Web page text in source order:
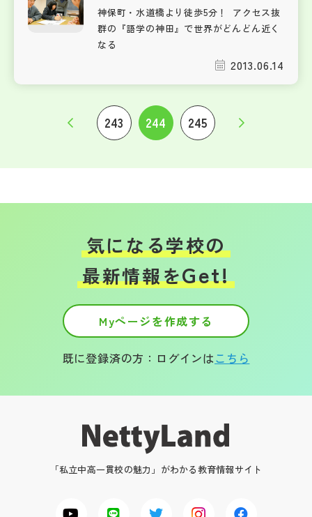
神保町・水道橋より徒歩5分！ アクセス抜
群の『語学の神田』で世界がどんどん近く
なる
2013.06.14
243 244 245
気になる学校の
最新情報をGet!
Myページを作成する
既に登録済の方：ログインはこちら
「私立中高一貫校の魅力」がわかる教育情報サイト